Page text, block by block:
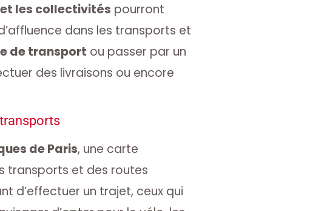
les collectivités pourront
dans les transports et
de transport ou passer par un
des livraisons ou encore
de Paris, une carte
transports et des routes
d’effectuer un trajet, ceux qui